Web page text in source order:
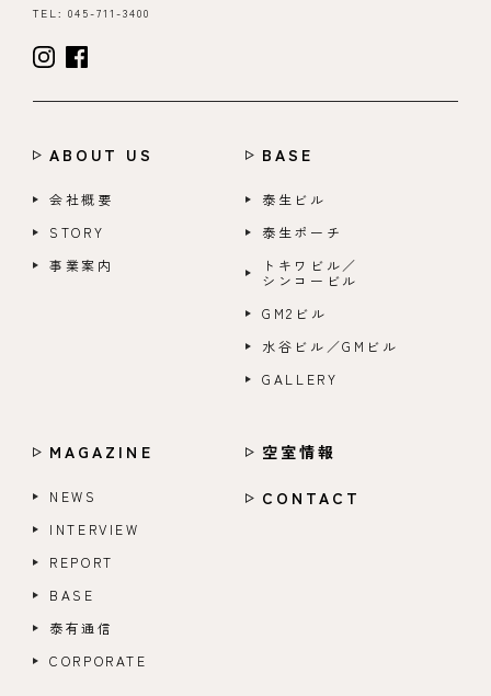
TEL: 045-711-3400
ABOUT US
会社概要
STORY
事業案内
BASE
泰生ビル
泰生ポーチ
トキワビル／
シンコービル
GM2ビル
水谷ビル／GMビル
GALLERY
MAGAZINE
NEWS
INTERVIEW
REPORT
BASE
泰有通信
CORPORATE
空室情報
CONTACT